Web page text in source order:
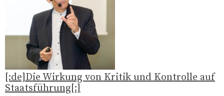
[:de]Die Wirkung von Kritik und Kontrolle auf
Staatsführung[:]